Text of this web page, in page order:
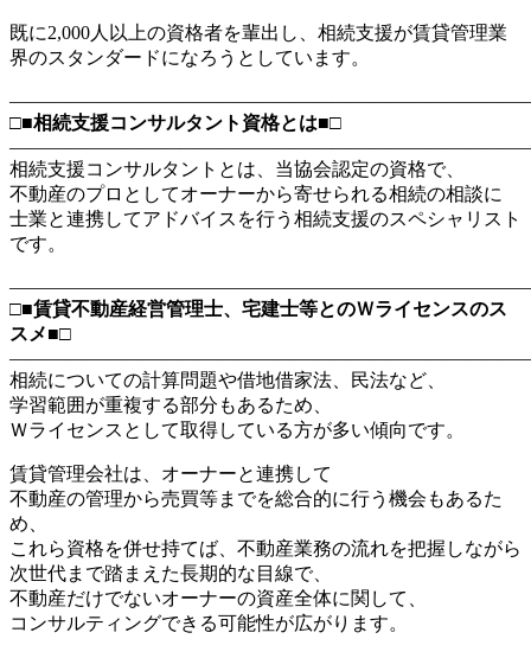
既に2,000人以上の資格者を輩出し、 相続支援が賃貸管理業
界のスタンダードになろうとしています。
□■相続支援コンサルタント資格とは■□
相続支援コンサルタントとは、当協会認定の資格で、
不動産のプロとしてオーナーから寄せられる相続の相談に
士業と連携してアドバイスを行う相続支援のスペシャリスト
です。
□■賃貸不動産経営管理士、宅建士等とのＷライセンスのス
スメ■□
相続についての計算問題や借地借家法、民法など、
学習範囲が重複する部分もあるため、
Ｗライセンスとして取得している方が多い傾向です。
賃貸管理会社は、オーナーと連携して
不動産の管理から売買等までを総合的に行う機会もあるた
め、
これら資格を併せ持てば、不動産業務の流れを把握しながら
次世代まで踏まえた長期的な目線で、
不動産だけでないオーナーの資産全体に関して、
コンサルティングできる可能性が広がります。